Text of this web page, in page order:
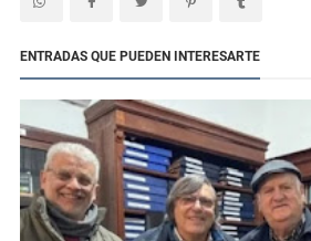
ENTRADAS QUE PUEDEN INTERESARTE